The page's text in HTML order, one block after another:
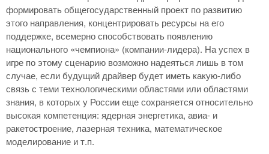
формировать общегосударственный проект по развитию
этого направления, концентрировать ресурсы на его
поддержке, всемерно способствовать появлению
национального «чемпиона» (компании-лидера). На успех в
игре по этому сценарию возможно надеяться лишь в том
случае, если будущий драйвер будет иметь какую-либо
связь с теми технологическими областями или областями
знания, в которых у России еще сохраняется относительно
высокая компетенция: ядерная энергетика, авиа- и
ракетостроение, лазерная техника, математическое
моделирование и т.п.